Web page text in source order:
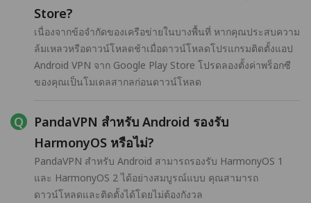
Store?
เนื่องจากข้อจำกัดของเครือข่ายในบางพื้นที่ หากคุณประสบความ
ล้มเหลวหรือดาวน์โหลดช้าเมื่อดาวน์โหลดโปรแกรมติดตั้งแอป
Android VPN จาก Google Play Store โปรดลองตั้งค่าพร็อกซี
ของคุณเป็นโมเดลสากลก่อนดาวน์โหลด
PandaVPN สำหรับ Android รองรับ
HarmonyOS หรือไม่?
PandaVPN สำหรับ Android สามารถรองรับ HarmonyOS 1
และ HarmonyOS 2 ได้อย่างสมบูรณ์แบบ คุณสามารถ
ดาวน์โหลดและติดตั้งได้โดยไม่ต้องกังวล